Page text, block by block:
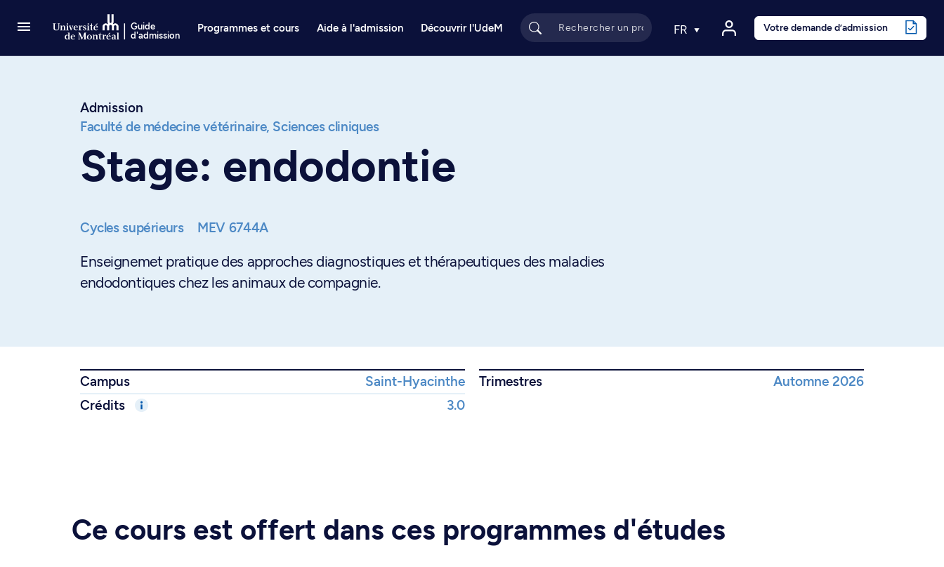
Guide
d'admission
Programmes et cours Aide à l'admission Découvrir l'UdeM FR Votre demande d’admission
Admission
Faculté de médecine vétérinaire, Sciences cliniques
Stage: endodontie
Cycles supérieurs MEV 6744A
Enseignemet pratique des approches diagnostiques et thérapeutiques des maladies
endodontiques chez les animaux de compagnie.
Campus Saint-Hyacinthe Trimestres
Automne 2026
Crédits
3.0
Ce cours est offert dans ces programmes d'études